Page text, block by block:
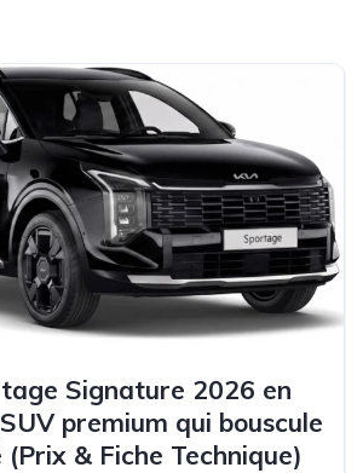
Signature 2026 en
premium qui bouscule
& Fiche Technique)